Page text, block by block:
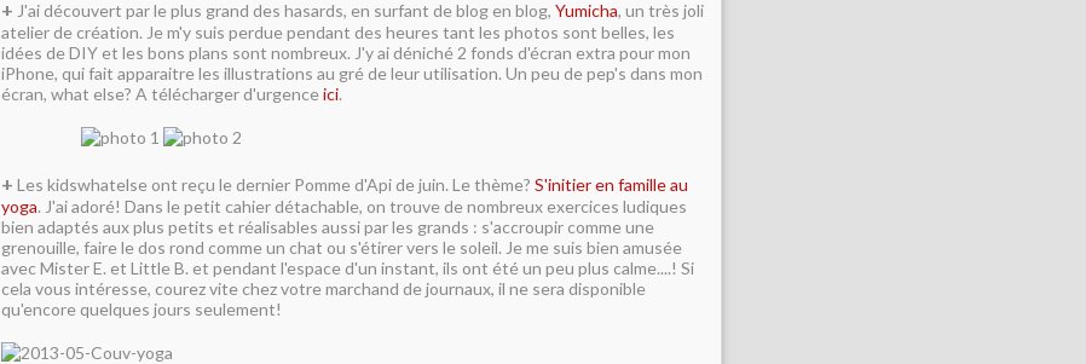
+ J'ai découvert par le plus grand des hasards, en surfant de blog en blog, Yumicha, un très joli
atelier de création. Je m'y suis perdue pendant des heures tant les photos sont belles, les
idées de DIY et les bons plans sont nombreux. J'y ai déniché 2 fonds d'écran extra pour mon
iPhone, qui fait apparaitre les illustrations au gré de leur utilisation. Un peu de pep's dans mon
écran, what else? A télécharger d'urgenceici.
+ Les kidswhatelse ont reçu le dernier Pomme d'Api de juin. Le thème? S'initier en famille au
yoga. J'ai adoré! Dans le petit cahier détachable, on trouve de nombreux exercices ludiques
bien adaptés aux plus petits et réalisables aussi par les grands : s'accroupir comme une
grenouille, faire le dos rond comme un chat ou s'étirer vers le soleil. Je me suis bien amusée
avec Mister E. et Little B. et pendant l'espace d'un instant, ils ont été un peu plus calme....! Si
cela vous intéresse, courez vite chez votre marchand de journaux, il ne sera disponible
qu'encore quelques jours seulement!